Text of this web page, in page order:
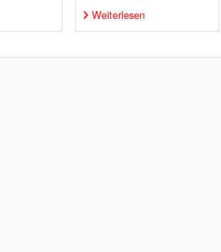
Weiterlesen